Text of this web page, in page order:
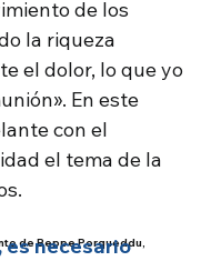
de los
la riqueza
el dolor, lo que yo
En este
con el
el tema de la
de Beppe Porqueddu,
es necesario